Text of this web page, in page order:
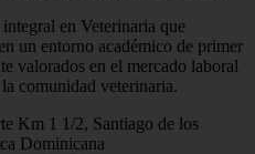
en Veterinaria que
un entorno académico de primer
valorados en el mercado laboral
comunidad veterinaria.
Km 1 1/2, Santiago de los
Dominicana